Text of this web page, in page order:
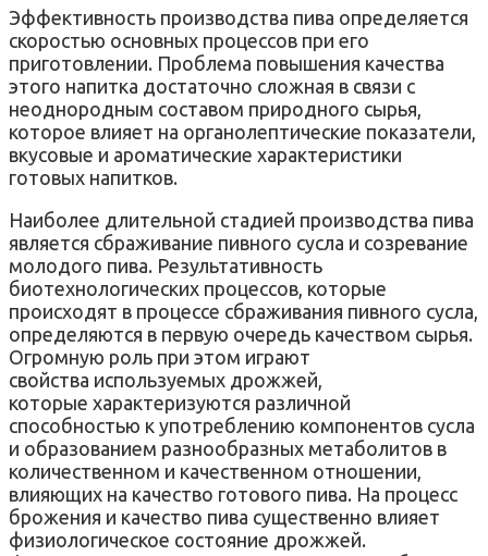
Эффективность производства пива определяется
скоростью основных процессов при его
приготовлении. Проблема повышения качества
этого напитка достаточно сложная в связи с
неоднородным составом природного сырья,
которое влияет на органолептические показатели,
вкусовые и ароматические характеристики
готовых напитков.
Наиболее длительной стадией производства пива
является сбраживание пивного сусла и созревание
молодого пива. Результативность
биотехнологических процессов, которые
происходят в процессе сбраживания пивного сусла,
определяются в первую очередь качеством сырья.
Огромную роль при этом играют
свойства используемых дрожжей,
которые характеризуются различной
способностью к употреблению компонентов сусла
и образованием разнообразных метаболитов в
количественном и качественном отношении,
влияющих на качество готового пива. На процесс
брожения и качество пива существенно влияет
физиологическое состояние дрожжей.